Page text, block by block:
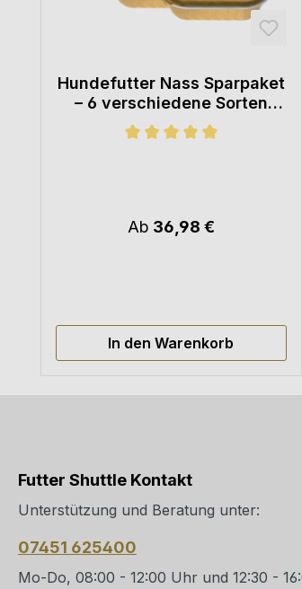
Hundefutter Nass Sparpaket
– 6 verschiedene Sorten
Fleischmenü Mix
Ab 36,98 €
In den Warenkorb
Futter Shuttle Kontakt
Unterstützung und Beratung unter:
07451 625400
Mo-Do, 08:00 - 12:00 Uhr und 12:30 -